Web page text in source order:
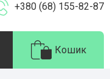
+380 (68) 155-82-87
Кошик